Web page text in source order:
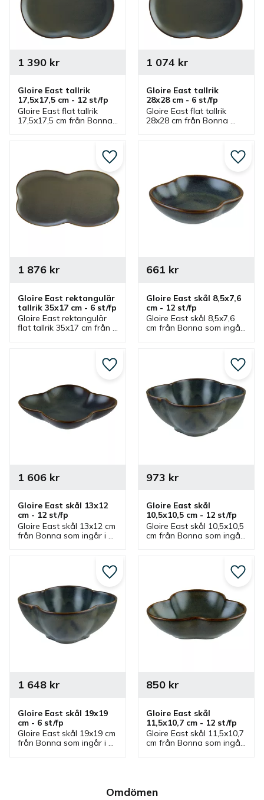
Omdömen
Gloire East tallrik
17,5x17,5 cm - 12 st/fp
Gloire East flat tallrik
17,5x17,5 cm från Bonna
1 390kr
Gloire East tallrik
28x28 cm - 6 st/fp
Gloire East flat tallrik
28x28 cm från Bonna
1 074 kr
Gloire East rektangulär
tallrik 35x17 cm - 6 st/fp
Gloire East rektangulär
flat tallrik 35x17 cm från
finns. Tallrik som passar
1 876kr
Lägg till i favoriter
Gloire East skål 8,5x7,6
cm - 12 st/fp
Gloire East skål 8,5x7,6
cm från Bonna som ingår
661 kr
Lägg
Gloire East skål 13x12
cm - 12 st/fp
Gloire East skål 13x12 cm
från Bonna som ingår i
bra som serveringsskål.
1 606kr
Lägg till i favoriter
Gloire East skål
10,5x10,5 cm - 12 st/fp
Gloire East skål 10,5x10,5
cm från Bonna som ingår
bra som serveringsskål.
973 kr
Lägg
Gloire East skål 19x19
cm - 6 st/fp
Gloire East skål 19x19 cm
från Bonna som ingår i
1 648kr
Lägg till i favoriter
Gloire East skål
11,5x10,7 cm - 12 st/fp
Gloire East skål 11,5x10,7
cm från Bonna som ingår
serveringsskål.
850kr
Lägg